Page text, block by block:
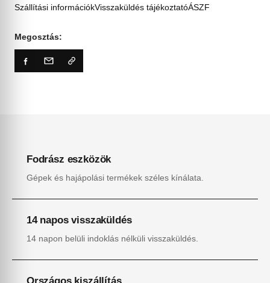
Szállítási információkVisszaküldés tájékoztatóÁSZF
Megosztás:
Fodrász eszközök
Gépek és hajápolási termékek széles kínálata.
14 napos visszaküldés
14 napon belüli indoklás nélküli visszaküldés.
Országos kiszállítás